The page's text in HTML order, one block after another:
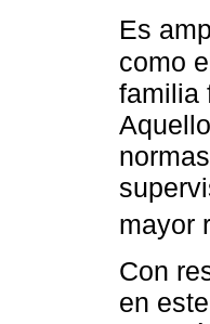
Es
como
familia
mayor
Con
en